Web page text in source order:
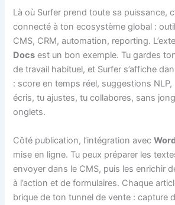
Là où Surfer prend toute sa puissance,
connecté à ton ecosystème global :
CMS, CRM, automation, reporting.
Docs est un bon exemple. Tu gardes
de travail habituel, et Surfer s’affiche
: score en temps réel, suggestions
écris, tu ajustes, tu collabores, sans
onglets.
Côté publication, l’intégration avec
mise en ligne. Tu peux préparer les
envoyer dans le CMS, puis les enrichir
à l’action et de formulaires. Chaque
brique de ton tunnel de vente : capture